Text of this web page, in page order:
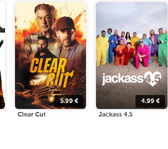
5.99 €
Clear Cut
4.99€
Jackass 4.5